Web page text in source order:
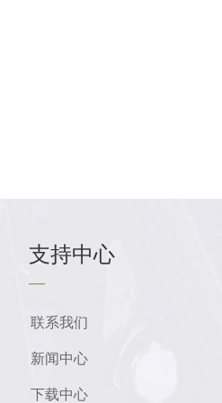
支持中心
—
联系我们
新闻中心
下载中心